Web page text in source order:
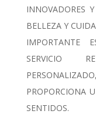
INNOVADORES
BELLEZA Y
IMPORTANTE
SERVICIO
PROPORCIONA
SENTIDOS.